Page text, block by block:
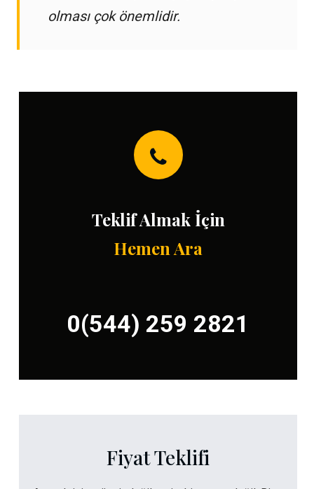
olması çok önemlidir.
Teklif Almak İçin
Hemen Ara
0(544) 259 2821
Fiyat Teklifi